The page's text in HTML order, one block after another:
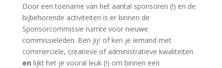
Door een toename van het aantal sponsoren (!) en de
bijbehorende activiteiten is er binnen de
Sponsorcommissie ruimte voor nieuwe
commissieleden. Ben jij/ of ken je iemand met
commerciele, creatieve of administratieve kwaliteiten
en lijkt het je vooral leuk (!) om binnen een